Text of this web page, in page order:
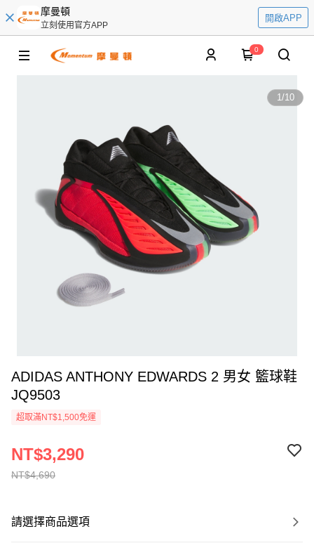
摩曼頓
立刻使用官方APP
開啟APP
0
1/10
ADIDAS ANTHONY EDWARDS 2 男女 籃球鞋
JQ9503
超取滿NT$1,500免運
NT$4,690
NT$3,290
請選擇商品選項